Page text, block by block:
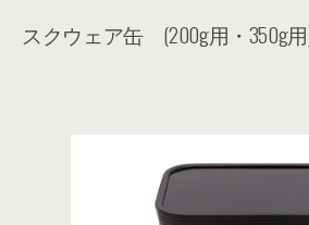
スクウェア缶 (200g用・350g